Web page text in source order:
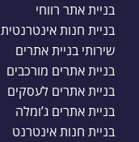
בניית אתר רווחי
בניית חנות אינטרנטית
שירותי בניית אתרים
בניית אתרים מורכבים
בניית אתרים לעסקים
בניית אתרים ג’ומלה
בניית חנות אינטרנט